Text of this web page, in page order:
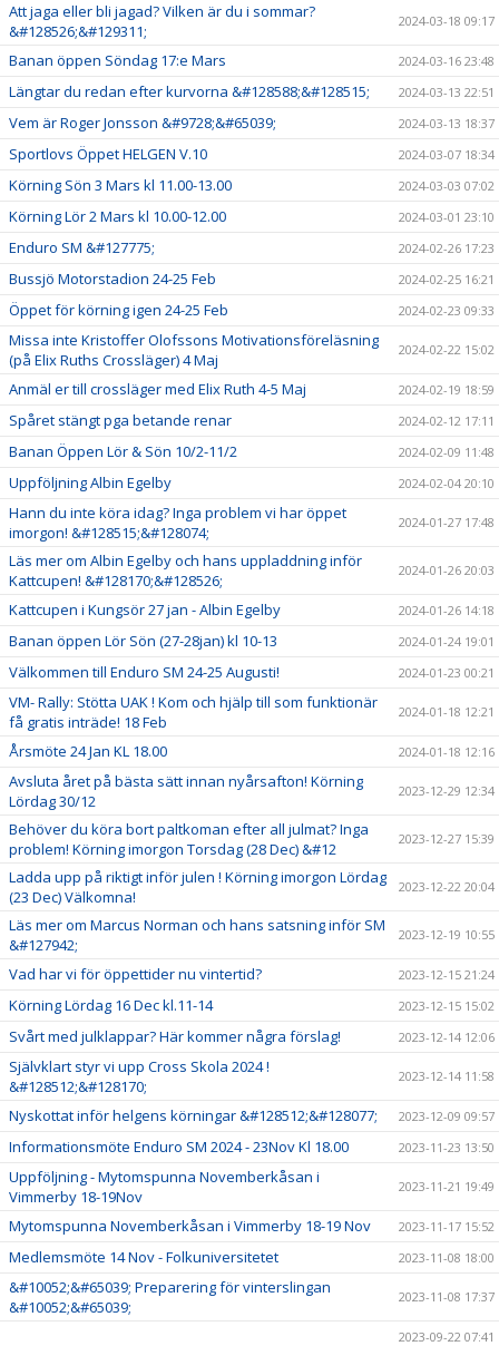
Att jaga eller bli jagad? Vilken är du i sommar?
&#128526;&#129311;
2024-03-18 09:17
Banan öppen Söndag 17:e Mars 2024-03-16 23:48
Längtar du redan efter kurvorna &#128588;&#128515; 2024-03-13 22:51
Vem är Roger Jonsson &#9728;&#65039; 2024-03-13 18:37
Sportlovs Öppet HELGEN V.10 2024-03-07 18:34
Körning Sön 3 Mars kl 11.00-13.00 2024-03-03 07:02
Körning Lör 2 Mars kl 10.00-12.00 2024-03-01 23:10
Enduro SM &#127775; 2024-02-26 17:23
Bussjö Motorstadion 24-25 Feb 2024-02-25 16:21
Öppet för körning igen 24-25 Feb 2024-02-23 09:33
Missa inte Kristoffer Olofssons Motivationsföreläsning
(på Elix Ruths Crossläger) 4 Maj
2024-02-22 15:02
Anmäl er till crossläger med Elix Ruth 4-5 Maj 2024-02-19 18:59
Spåret stängt pga betande renar 2024-02-12 17:11
Banan Öppen Lör & Sön 10/2-11/2 2024-02-09 11:48
Uppföljning Albin Egelby 2024-02-04 20:10
Hann du inte köra idag? Inga problem vi har öppet
imorgon! &#128515;&#128074;
2024-01-27 17:48
Läs mer om Albin Egelby och hans uppladdning inför
Kattcupen! &#128170;&#128526;
2024-01-26 20:03
Kattcupen i Kungsör 27 jan - Albin Egelby 2024-01-26 14:18
Banan öppen Lör Sön (27-28jan) kl 10-13 2024-01-24 19:01
Välkommen till Enduro SM 24-25 Augusti! 2024-01-23 00:21
VM- Rally: Stötta UAK ! Kom och hjälp till som funktionär
få gratis inträde! 18 Feb
2024-01-18 12:21
Årsmöte 24 Jan KL 18.00 2024-01-18 12:16
Avsluta året på bästa sätt innan nyårsafton! Körning
Lördag 30/12
2023-12-29 12:34
Behöver du köra bort paltkoman efter all julmat? Inga
problem! Körning imorgon Torsdag (28 Dec) &#12
2023-12-27 15:39
Ladda upp på riktigt inför julen ! Körning imorgon Lördag
(23 Dec) Välkomna!
2023-12-22 20:04
Läs mer om Marcus Norman och hans satsning inför SM
&#127942;
2023-12-19 10:55
Vad har vi för öppettider nu vintertid? 2023-12-15 21:24
Körning Lördag 16 Dec kl.11-14 2023-12-15 15:02
Svårt med julklappar? Här kommer några förslag! 2023-12-14 12:06
Självklart styr vi upp Cross Skola 2024 !
&#128512;&#128170;
2023-12-14 11:58
Nyskottat inför helgens körningar &#128512;&#128077; 2023-12-09 09:57
Informationsmöte Enduro SM 2024 - 23Nov Kl 18.00 2023-11-23 13:50
Uppföljning - Mytomspunna Novemberkåsan i
Vimmerby 18-19Nov
2023-11-21 19:49
Mytomspunna Novemberkåsan i Vimmerby 18-19 Nov 2023-11-17 15:52
Medlemsmöte 14 Nov - Folkuniversitetet 2023-11-08 18:00
&#10052;&#65039; Preparering för vinterslingan
&#10052;&#65039;
2023-11-08 17:37
2023-09-22 07:41